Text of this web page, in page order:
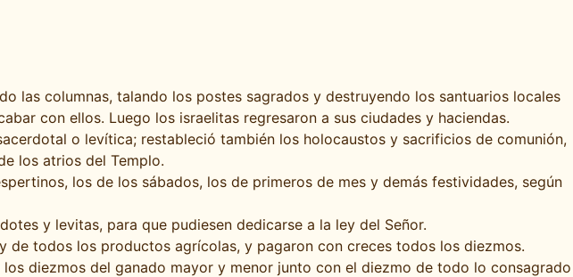
las columnas, talando los postes sagrados y destruyendo los santuarios locales
con ellos. Luego los israelitas regresaron a sus ciudades y haciendas.
o levítica; restableció también los holocaustos y sacrificios de comunión,
los atrios del Templo.
los de los sábados, los de primeros de mes y demás festividades, según
y levitas, para que pudiesen dedicarse a la ley del Señor.
de todos los productos agrícolas, y pagaron con creces todos los diezmos.
diezmos del ganado mayor y menor junto con el diezmo de todo lo consagrado